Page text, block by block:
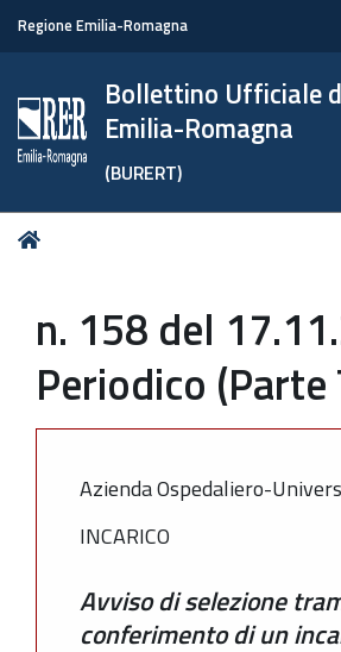
Regione Emilia-Romagna
Bollettino Ufficiale
Emilia-Romagna
(BURERT)
Tu
n. 158 del
Periodico (Parte
Azienda Ospedaliero-
INCARICO
Avviso di selezione
conferimento di un